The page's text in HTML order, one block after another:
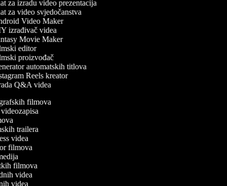
za izradu video prezentacija
za video svjedočanstva
Video Maker
izrađivač videa
Movie Maker
editor
proizvođač
automatskih titlova
Reels kreator
Q&A videa
filmova
videozapisa
trailera
videa
filmova
filmova
videa
videa